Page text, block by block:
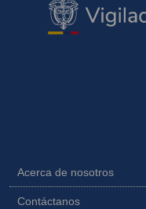
Acerca de nosotros
Contáctanos